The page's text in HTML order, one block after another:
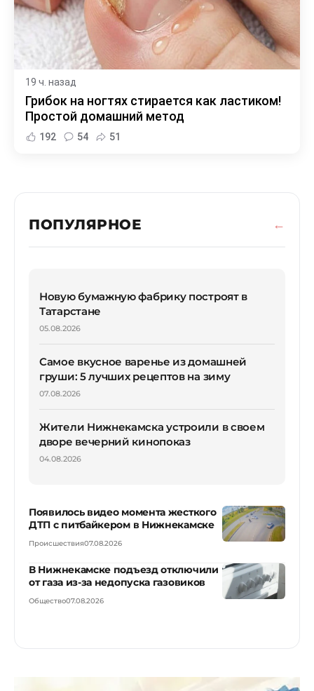
19 ч. назад
Грибок на ногтях стирается как ластиком!
Простой домашний метод
192 54 51
ПОПУЛЯРНОЕ
Новую бумажную фабрику построят в
Татарстане
05.08.2026
Самое вкусное варенье из домашней
груши: 5 лучших рецептов на зиму
07.08.2026
Жители Нижнекамска устроили в своем
дворе вечерний кинопоказ
04.08.2026
Появилось видео момента жесткого
ДТП с питбайкером в Нижнекамске
Происшествия07.08.2026
В Нижнекамске подъезд отключили
от газа из-за недопуска газовиков
Общество07.08.2026